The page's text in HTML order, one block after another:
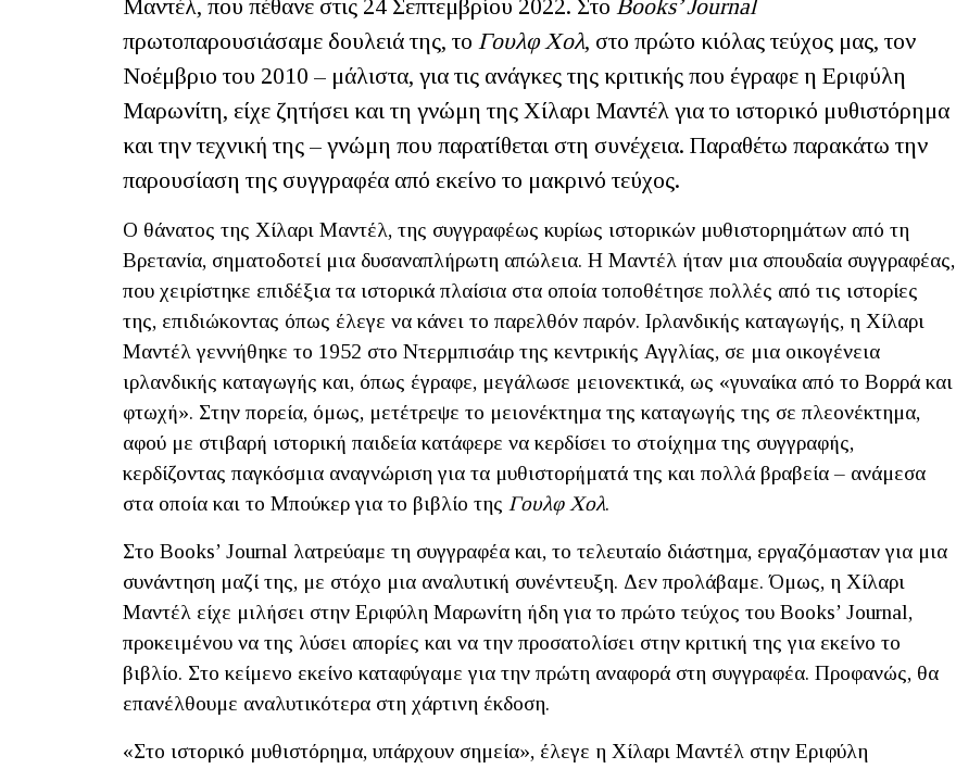
Μαντέλ, που πέθανε στις 24 Σεπτεμβρίου 2022. Στο Books’Journal
πρωτοπαρουσιάσαμε δουλειά της, το Γουλφ Χολ, στο πρώτο κιόλας τεύχος μας, τον
Νοέμβριο του 2010 – μάλιστα, για τις ανάγκες της κριτικής που έγραφε η Εριφύλη
Μαρωνίτη, είχε ζητήσει και τη γνώμη της Χίλαρι Μαντέλ για το ιστορικό μυθιστόρημα
και την τεχνική της – γνώμη που παρατίθεται στη συνέχεια. Παραθέτω παρακάτω την
παρουσίαση της συγγραφέα από εκείνο το μακρινό τεύχος.
Ο θάνατος της Χίλαρι Μαντέλ, της συγγραφέως κυρίως ιστορικών μυθιστορημάτων από τη
Βρετανία, σηματοδοτεί μια δυσαναπλήρωτη απώλεια. Η Μαντέλ ήταν μια σπουδαία συγγραφέας,
που χειρίστηκε επιδέξια τα ιστορικά πλαίσια στα οποία τοποθέτησε πολλές από τις ιστορίες
της, επιδιώκοντας όπως έλεγε να κάνει το παρελθόν παρόν. Ιρλανδικής καταγωγής, η Χίλαρι
Μαντέλ γεννήθηκε το 1952 στο Ντερμπισάιρ της κεντρικής Αγγλίας, σε μια οικογένεια
ιρλανδικής καταγωγής και, όπως έγραφε, μεγάλωσε μειονεκτικά, ως «γυναίκα από το Βορρά και
φτωχή». Στην πορεία, όμως, μετέτρεψε το μειονέκτημα της καταγωγής της σε πλεονέκτημα,
αφού με στιβαρή ιστορική παιδεία κατάφερε να κερδίσει το στοίχημα της συγγραφής,
κερδίζοντας παγκόσμια αναγνώριση για τα μυθιστορήματά της και πολλά βραβεία – ανάμεσα
στα οποία και το Μπούκερ για το βιβλίο της Γουλφ Χολ.
Στο Books’ Journal λατρεύαμε τη συγγραφέα και, το τελευταίο διάστημα, εργαζόμασταν για μια
συνάντηση μαζί της, με στόχο μια αναλυτική συνέντευξη. Δεν προλάβαμε. Όμως, η Χίλαρι
Μαντέλ είχε μιλήσει στην Εριφύλη Μαρωνίτη ήδη για το πρώτο τεύχος του Books’ Journal,
προκειμένου να της λύσει απορίες και να την προσατολίσει στην κριτική της για εκείνο το
βιβλίο. Στο κείμενο εκείνο καταφύγαμε για την πρώτη αναφορά στη συγγραφέα. Προφανώς, θα
επανέλθουμε αναλυτικότερα στη χάρτινη έκδοση.
«Στο ιστορικό μυθιστόρημα, υπάρχουν σημεία», έλεγε η Χίλαρι Μαντέλ στην Εριφύλη